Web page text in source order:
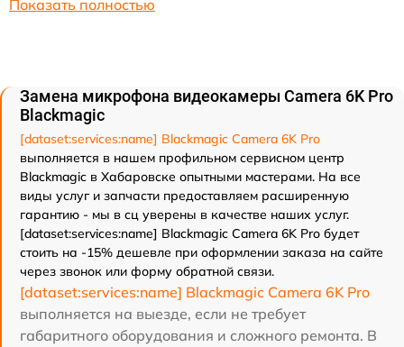
Показать полностью
Замена микрофона видеокамеры Camera 6K Pro
Blackmagic
[dataset:services:name] Blackmagic Camera 6K Pro
выполняется в нашем профильном сервисном центр
Blackmagic в Хабаровске опытными мастерами. На все
виды услуг и запчасти предоставляем расширенную
гарантию - мы в сц уверены в качестве наших услуг.
[dataset:services:name] Blackmagic Camera 6K Pro будет
стоить на -15% дешевле при оформлении заказа на сайте
через звонок или форму обратной связи.
[dataset:services:name] Blackmagic Camera 6K Pro
выполняется на выезде, если не требует
габаритного оборудования и сложного ремонта. В